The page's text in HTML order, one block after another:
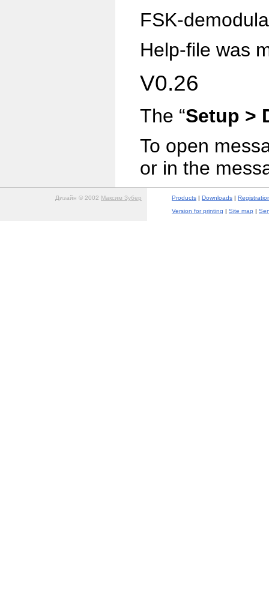
FSK-
Help-file was
V0.26
The “Setup >
To open
or in the
Дизайн © 2002 Максим Зубер Products | Downloads |
Version for printing | Site map |